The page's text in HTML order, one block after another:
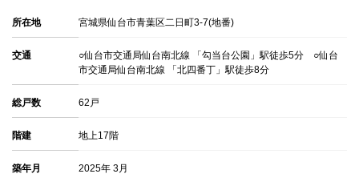
所在地 宮城県仙台市青葉区二日町3-7(地番)
交通
○仙台市交通局仙台南北線 「勾当台公園」駅徒歩5分 ○仙台
市交通局仙台南北線 「北四番丁」駅徒歩8分
総戸数 62戸
階建 地上17階
築年月 2025年 3月